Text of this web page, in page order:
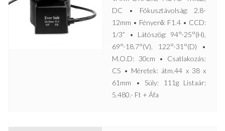
DC • Fókusztávolság: 2.8-
12mm • Fényerő: F1.4 • CCD:
1/3” • Látószög: 94°-25°(H),
69°-18.7°(V), 122°-31°(D) •
M.O.D: 30cm • Csatlakozás:
CS • Méretek: átm.44 x 38 x
61mm • Súly: 111g Listaár:
5.480.- Ft + Áfa